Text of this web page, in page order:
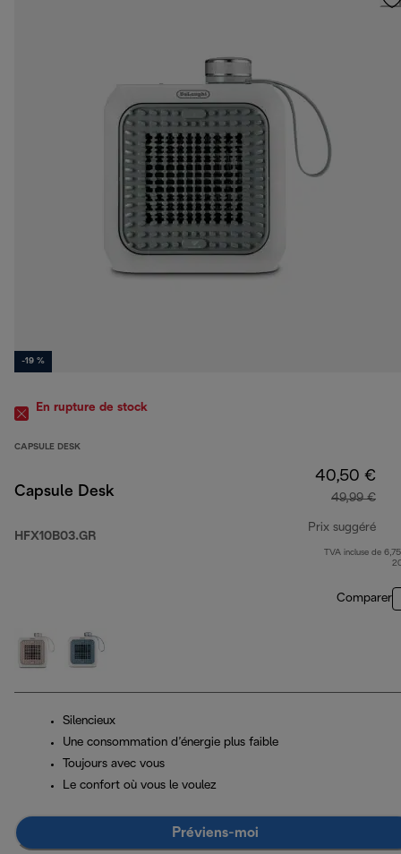
-19 %
En rupture de stock
CAPSULE DESK
Capsule Desk
HFX10B03.GR
40,50 €
49,99 €
Prix suggéré
TVA incluse de
Comparer
Silencieux
Une consommation d’énergie plus faible
Toujours avec vous
Le confort où vous le voulez
Préviens-moi